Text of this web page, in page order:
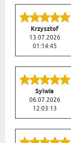
Krzysztof
13.07.2026
01:14:45
Sylwia
06.07.2026
12:03:13